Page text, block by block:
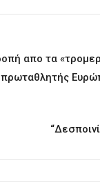
απο τα
πρωταθλητής